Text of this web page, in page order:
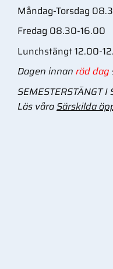
Måndag-Torsdag
Fredag 08.30-16.00
Lunchstängt 12.00-
Dagen innan röd dag
SEMESTERSTÄNGT
Läs våraSärskilda